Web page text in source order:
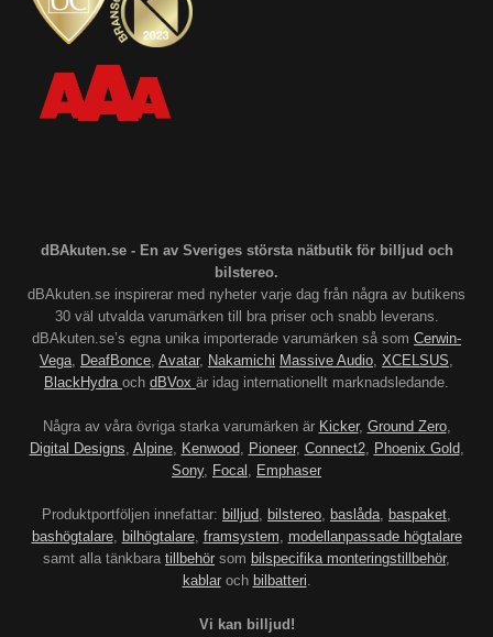
dBAkuten.se - En av Sveriges största nätbutik för billjud och
bilstereo.
dBAkuten.se inspirerar med nyheter varje dag från några av butikens
30 väl utvalda varumärken till bra priser och snabb leverans.
dBAkuten.se’s egna unika importerade varumärken så som Cerwin-
Vega, DeafBonce, Avatar, Nakamichi Massive Audio, XCELSUS,
BlackHydra och dBVox är idag internationellt marknadsledande.
Några av våra övriga starka varumärken är Kicker, Ground Zero,
Digital Designs, Alpine, Kenwood, Pioneer, Connect2, Phoenix Gold,
Sony, Focal , Emphaser
Produktportföljen innefattar: billjud, bilstereo, baslåda, baspaket,
bashögtalare, bilhögtalare, framsystem, modellanpassade högtalare
samt alla tänkbara tillbehör som bilspecifika monteringstillbehör,
kablaroch bilbatteri.
Vi kan billjud!